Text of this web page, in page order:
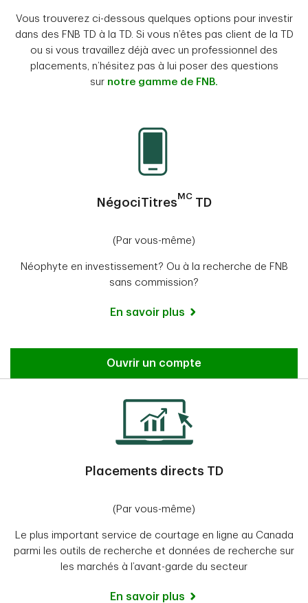
Vous trouverez ci-dessous quelques options pour investir
dans des FNB TD à la TD. Si vous n’êtes pas client de la TD
ou si vous travaillez déjà avec un professionnel des
placements, n’hésitez pas à lui poser des questions
sur notre gamme de FNB.
NégociTitres MC TD
(Par vous-même)
Néophyte en investissement? Ou à la recherche de FNB
sans commission?
En savoir plus
Ouvrir un compte
Placements directs TD
(Par vous-même)
Le plus important service de courtage en ligne au Canada
parmi les outils de recherche et données de recherche sur
les marchés à l’avant-garde du secteur
En savoir plus